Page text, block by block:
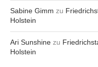
Sabine Gimm zu
Holstein
Ari Sunshine zu
Holstein